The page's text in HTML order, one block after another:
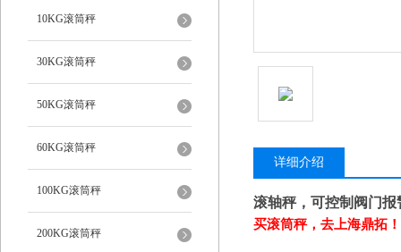
10KG滚筒秤
30KG滚筒秤
50KG滚筒秤
60KG滚筒秤
100KG滚筒秤
200KG滚筒秤
详细介绍
滚轴秤，可控制阀门报
买滚筒秤，去上海鼎拓